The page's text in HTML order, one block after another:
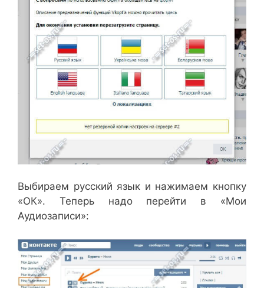
Выбираем русский язык и нажимаем кнопку
«ОК». Теперь надо перейти в «Мои
Аудиозаписи»: